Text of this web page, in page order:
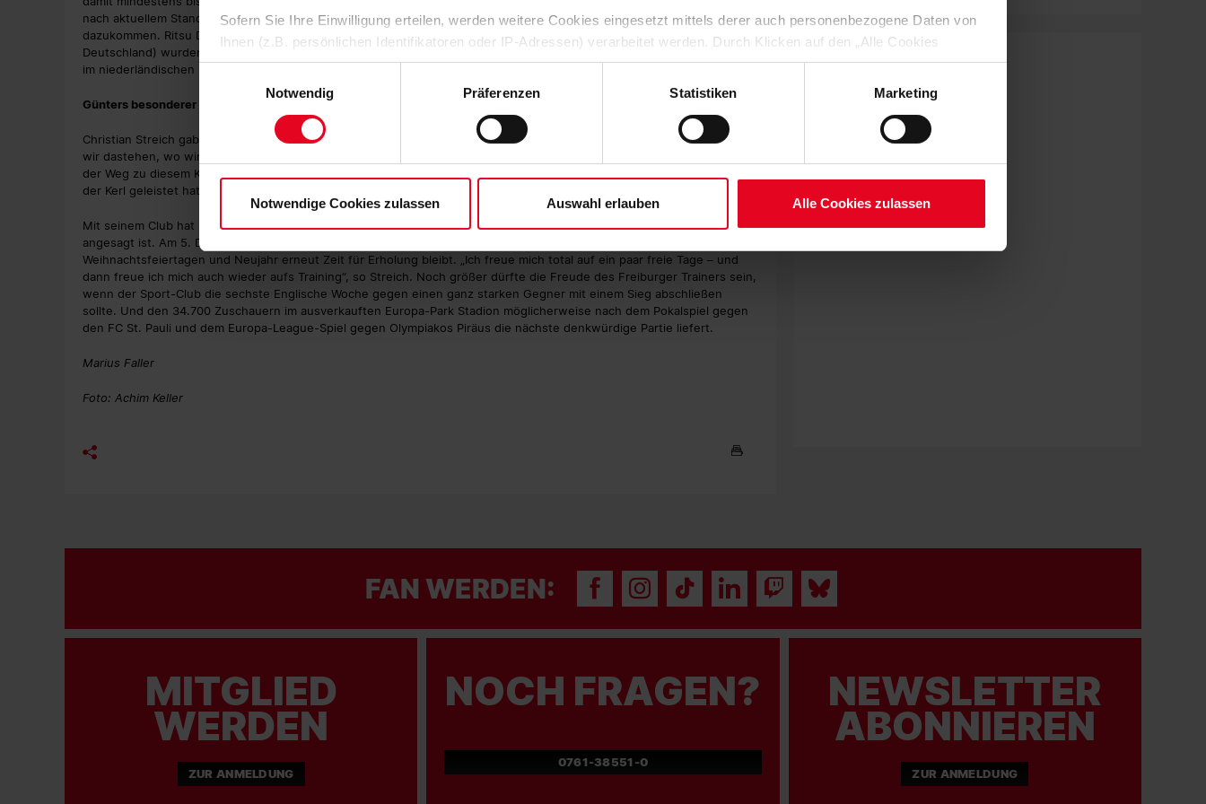
Sofern Sie Ihre Einwilligung erteilen, werden weitere Cookies eingesetzt mittels derer auch personenbezogene Daten von
Ihnen (z.B. persönlichen Identifikatoren oder IP-Adressen) verarbeitet werden. Durch Klicken auf den „Alle Cookies
zulassen“-Button stimmen Sie der Speicherung aller aufgeführten Cookies und der entsprechenden Verarbeitung Ihrer
personenbezogenen Daten für die unten jeweils angegebene Zwecke gem. § 25 Abs. 1 TDDDG, Art. 6 Abs. 1 lit. a DSGVO
Soweit Sie „Notwendige Cookies“ auswählen, werden nur unbedingt erforderliche Cookies eingesetzt. Ihre etwaig erteilten
Notwendig
Präferenzen Statistiken Marketing
Notwendige Cookies zulassen Auswahl erlauben Alle Cookies zulassen
nach aktuellem Stand, vier WM-Fahrer mithelfen. In Daniel-Kofi Kyereh (Ghana) könnte am Montag noch ein weiterer
dazukommen. Ritsu Doan (Japan), Wooyeong Jeong (Südkorea), Christian Günter und Matthias Ginter (beide
Deutschland) wurden allesamt nominiert. SC-Keeper Mark Flekken fand dagegen überraschend keine Berücksichtigung
im niederländischen Kader.
Günters besonderer Weg
Christian Streich gab folgende Einschätzung zu den Nominierungen ab: „Matthias Ginter war ein wichtiger Faktor, dass
wir dastehen, wo wir stehen, und hilft uns enorm mit seiner ganzen Haltung.“ Bei Christian Günter sei insbesondere
der Weg zu diesem Kaderplatz bemerkenswert, so Streich. „Er war im zweiten B-Jugend-Jahr kein Stammspieler. Was
der Kerl geleistet hat – und Gintes genauso. Deshalb freue ich mich für sie, genau wie es mir leidtut für Mark.“
Mit seinem Club hat Flekken dagegen noch einige Ziele in dieser Spielzeit, auch wenn nach Sonntag erst einmal Pause
angesagt ist. Am 5. Dezember bittet das Freiburger Trainerteam wieder zum Training, bevor zwischen den
Weihnachtsfeiertagen und Neujahr erneut Zeit für Erholung bleibt. „Ich freue mich total auf ein paar freie Tage – und
dann freue ich mich auch wieder aufs Training“, so Streich. Noch größer dürfte die Freude des Freiburger Trainers sein,
wenn der Sport-Club die sechste Englische Woche gegen einen ganz starken Gegner mit einem Sieg abschließen
sollte. Und den 34.700 Zuschauern im ausverkauften Europa-Park Stadion möglicherweise nach dem Pokalspiel gegen
den FC St. Pauli und dem Europa-League-Spiel gegen Olympiakos Piräus die nächste denkwürdige Partie liefert.
Marius Faller
Foto: Achim Keller
FAN WERDEN:
MITGLIED
WERDEN
ZUR ANMELDUNG
NOCH FRAGEN?
0761-38551-0
NEWSLETTER
ABONNIEREN
ZUR ANMELDUNG